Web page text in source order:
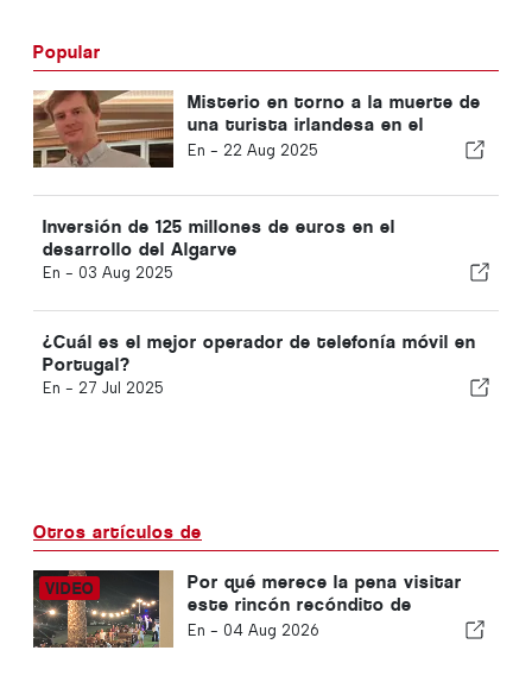
Popular
Misterio en torno a la muerte de
una turista irlandesa en el
Algarve
En - 22 Aug 2025
Inversión de 125 millones de euros en el
desarrollo del Algarve
En - 03 Aug 2025
¿Cuál es el mejor operador de telefonía móvil en
Portugal?
En - 27 Jul 2025
Otros artículos de
Por qué merece la pena visitar
este rincón recóndito de
Porches
En - 04 Aug 2026